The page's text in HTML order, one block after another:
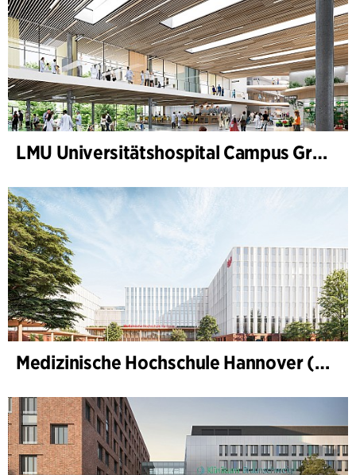
LMU Universitätshospital Campus Großhadern
Medizinische Hochschule Hannover (MHH)